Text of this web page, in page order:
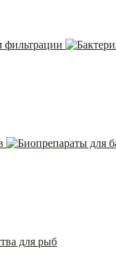
фильтрации